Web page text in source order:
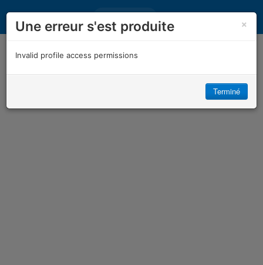
×
Une erreur s'est produite
Invalid profile access permissions
Terminé